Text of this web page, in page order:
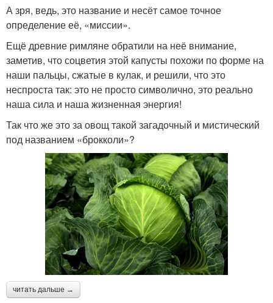
А зря, ведь, это название и несёт самое точное
определение её, «миссии».
Ещё древние римляне обратили на неё внимание,
заметив, что соцветия этой капусты похожи по форме на
наши пальцы, сжатые в кулак, и решили, что это
неспроста так: это не просто символично, это реально
наша сила и наша жизненная энергия!
Так что же это за овощ такой загадочный и мистический
под названием «брокколи»?
читать дальше →